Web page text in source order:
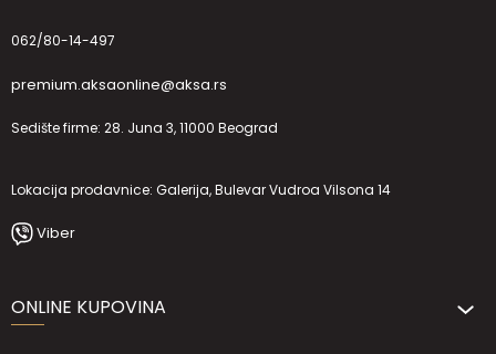
062/80-14-497
premium.aksaonline@aksa.rs
Sedište firme: 28. Juna 3, 11000 Beograd
Lokacija prodavnice: Galerija, Bulevar Vudroa Vilsona 14
Viber
ONLINE KUPOVINA